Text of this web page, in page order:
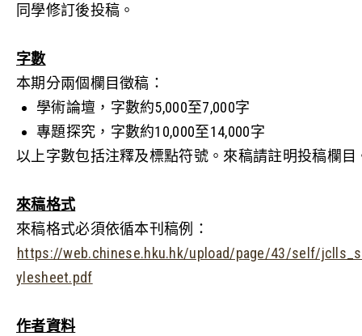
同學修訂後投稿。
字數
本期分兩個欄目徵稿：
學術論壇，字數約5,000至7,000字
專題探究，字數約10,000至14,000字
以上字數包括注釋及標點符號。來稿請註明投稿欄目
來稿格式
來稿格式必須依循本刊稿例：
https://web.chinese.hku.hk/upload/page/43/self/
ylesheet.pdf
作者資料